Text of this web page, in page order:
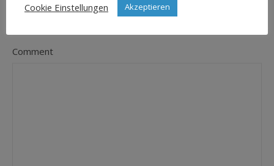
Comment
Cookie Einstellungen
Akzeptieren